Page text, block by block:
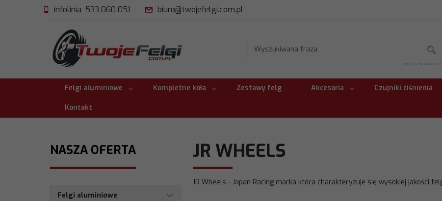
infolinia 533 060 051 biuro@twojefelgi.com.pl
WSZYSTKIE PRODUKTY
Felgi aluminiowe Kompletne koła Zestawy felg Akcesoria Czujniki ciśnienia
Kontakt
JR WHEELS
JR Wheels - Japan Racing marka która charakteryzuje się wysokiej jakości
NASZA OFERTA
Felgi aluminiowe